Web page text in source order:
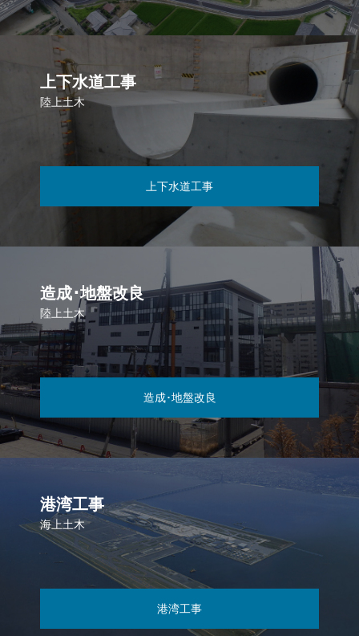
上下水道工事
陸上土木
上下水道工事
造成･地盤改良
陸上土木
造成･地盤改良
港湾工事
海上土木
港湾工事